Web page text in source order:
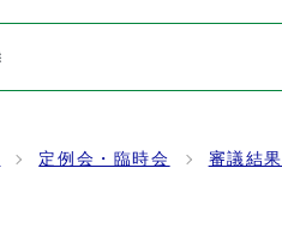
定例会・臨時会 審議結果